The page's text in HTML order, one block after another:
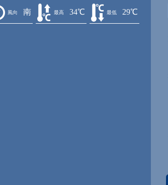
風向 南 最高 34℃ 最低 29℃